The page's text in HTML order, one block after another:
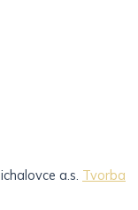
a.s. Tvorba